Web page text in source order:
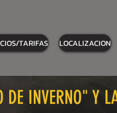
TARIFAS LOCALIZACION
INVERNO" Y